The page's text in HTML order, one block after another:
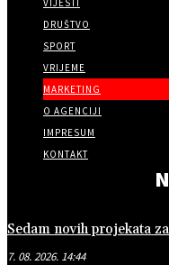
VIJESTI
DRUŠTVO
SPORT
VRIJEME
MARKETING
O AGENCIJI
IMPRESUM
KONTAKT
Sedam novih projekata
7. 08. 2026. 14:44